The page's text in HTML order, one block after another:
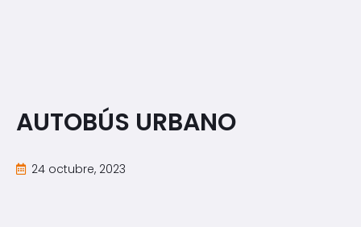
AUTOBÚS URBANO
24 octubre, 2023